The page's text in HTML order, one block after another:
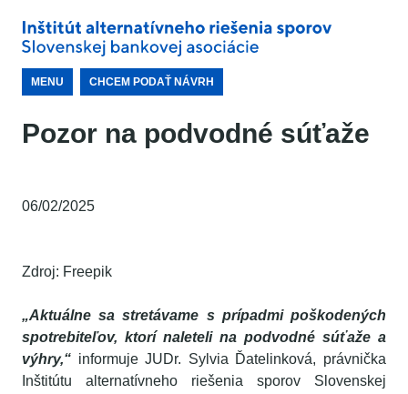
MENU CHCEM PODAŤ NÁVRH
Pozor na podvodné súťaže
06/02/2025
Zdroj: Freepik
„Aktuálne sa stretávame s prípadmi poškodených
spotrebiteľov, ktorí naleteli na podvodné súťaže a
výhry,“ informuje JUDr. Sylvia Ďatelinková, právnička
Inštitútu alternatívneho riešenia sporov Slovenskej